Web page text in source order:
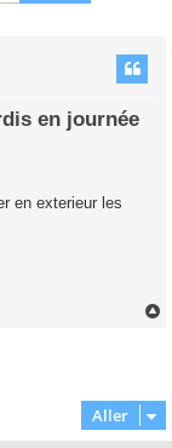
en journée
en exterieur les
Aller